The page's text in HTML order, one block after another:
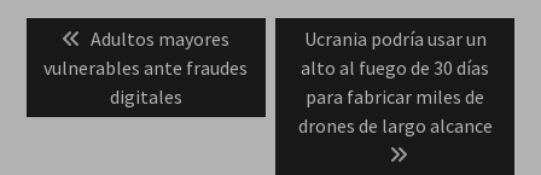
entradas
Previous
post:
Adultos mayores
vulnerables ante fraudes
digitales
Next
post:
Ucrania podría usar un
alto al fuego de 30 días
para fabricar miles de
drones de largo alcance